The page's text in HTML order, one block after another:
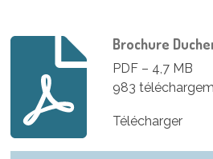
Brochure
PDF – 4,7 MB
983
Télécharger